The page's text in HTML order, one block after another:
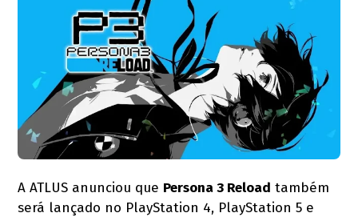
A ATLUS anunciou que Persona 3 Reload também
será lançado no PlayStation 4, PlayStation 5 e